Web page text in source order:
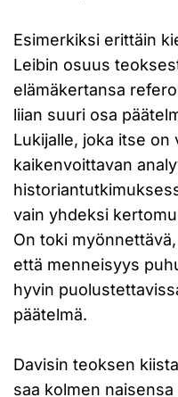
Esimerkiksi erittäin
Leibin osuus
elämäkertansa
liian suuri osa
Lukijalle, joka itse on
kaikenvoittavan
vain yhdeksi
On toki
että menneisyys
hyvin
päätelmä.
Davisin teoksen
saa kolmen